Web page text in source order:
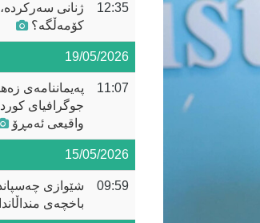
12:35
ژنانی
کۆمەڵگە؟
19/05/2026
11:07
پەیماننامەی
جوگرافیای
واقیعی ئەمڕۆ
15/05/2026
09:59
شێوازی
باخچەی منداڵاندا